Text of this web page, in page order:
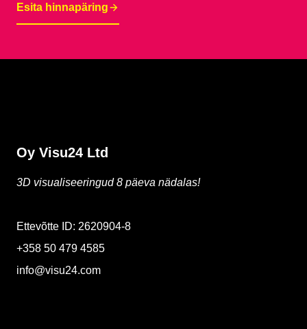
Esita hinnapäring
Oy Visu24 Ltd
3D visualiseeringud 8 päeva nädalas!
Ettevõtte ID: 2620904-8
+358 50 479 4585
info@visu24.com